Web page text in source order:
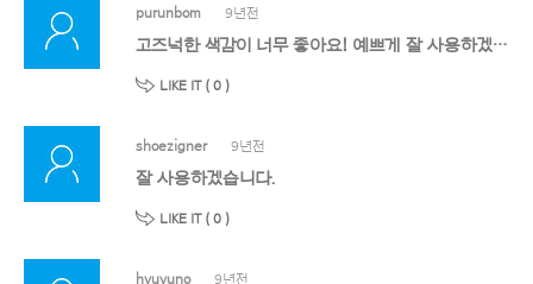
purunbom 9년전
고즈넉한 색감이 너무 좋아요! 예쁘게 잘 사용하겠습니다 감사합니다 :-)
LIKE IT ( 0 )
shoezigner 9년전
잘 사용하겠습니다.
LIKE IT ( 0 )
hyuyuno 9년전